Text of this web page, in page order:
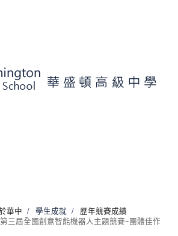
華中 學生成就
歷年競賽成績
三屆全國創意智能機器人主題競賽-團體佳作